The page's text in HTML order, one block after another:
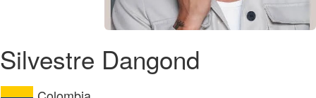
Silvestre Dangond